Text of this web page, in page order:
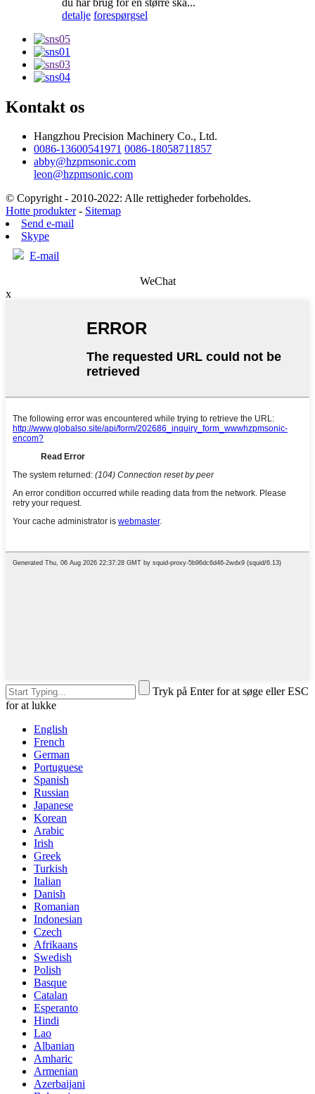
detalje forespørgsel
Kontakt os
Hangzhou Precision Machinery Co., Ltd.
0086-13600541971 0086-18058711857
abby@hzpmsonic.com
leon@hzpmsonic.com
© Copyright - 2010-2022: Alle rettigheder forbeholdes.
Hotte produkter- Sitemap
Send e-mail
Skype
E-mail
WeChat
x
Tryk på Enter for at søge eller ESC
for at lukke
English
French
German
Portuguese
Spanish
Russian
Japanese
Korean
Arabic
Irish
Greek
Turkish
Italian
Danish
Romanian
Indonesian
Czech
Afrikaans
Swedish
Polish
Basque
Catalan
Esperanto
Hindi
Lao
Albanian
Amharic
Armenian
Azerbaijani